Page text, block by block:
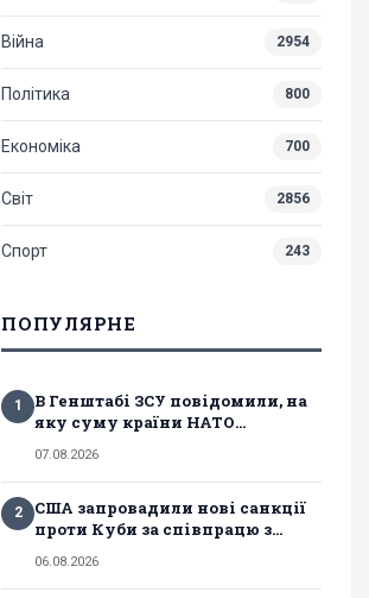
Війна 2954
Політика 800
Економіка 700
Світ 2856
Спорт 243
ПОПУЛЯРНЕ
1
В Генштабі ЗСУ повідомили, на
яку суму країни НАТО...
07.08.2026
2
США запровадили нові санкції
проти Куби за співпрацю з...
06.08.2026